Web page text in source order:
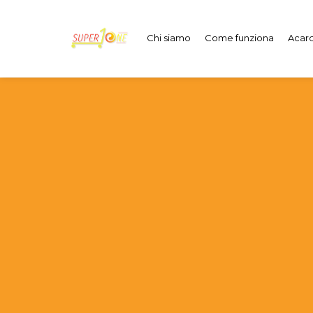
Chi siamo Come funziona